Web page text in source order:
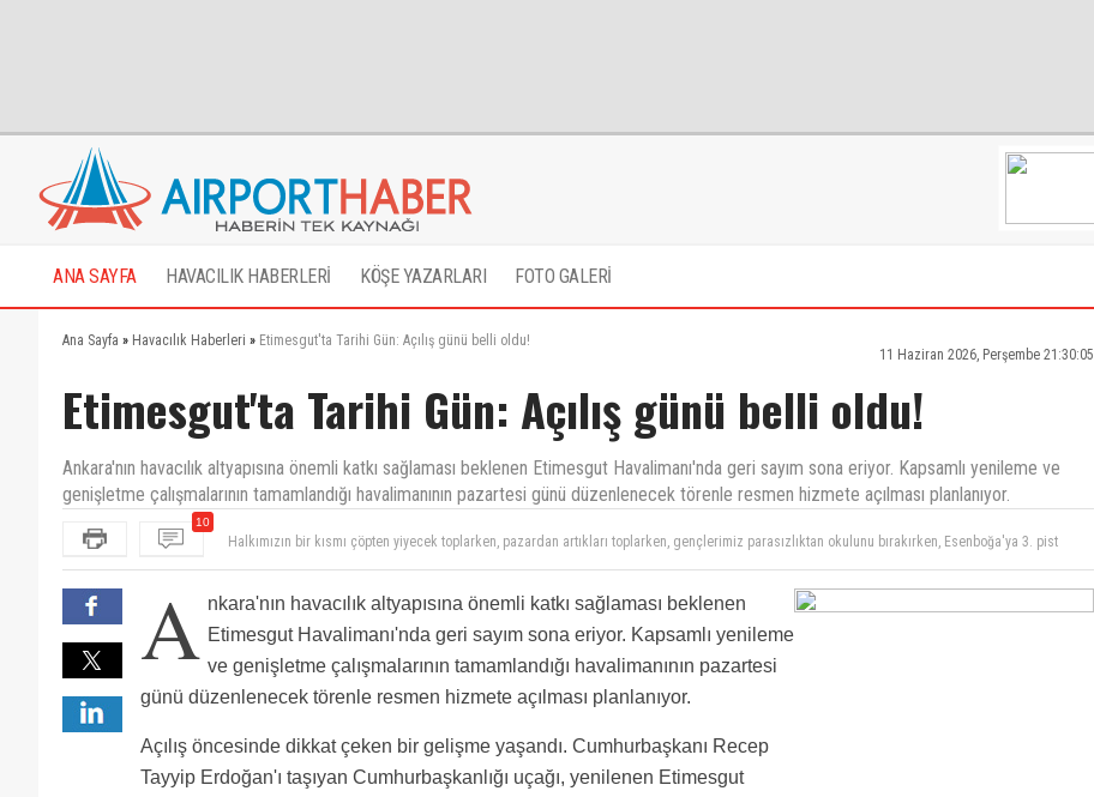
ANA SAYFA HAVACILIK HABERLERİ KÖŞE YAZARLARI FOTO GALERİ
Ana Sayfa » Havacılık Haberleri » Etimesgut'ta Tarihi Gün: Açılış günü belli oldu!
11 Haziran 2026, Perşembe 21:30:05
Etimesgut'ta Tarihi Gün: Açılış günü belli oldu!
Ankara'nın havacılık altyapısına önemli katkı sağlaması beklenen Etimesgut Havalimanı'nda geri sayım sona eriyor. Kapsamlı yenileme ve
genişletme çalışmalarının tamamlandığı havalimanının pazartesi günü düzenlenecek törenle resmen hizmete açılması planlanıyor.
10
Halkımızın bir kısmı çöpten yiyecek toplarken, pazardan artıkları toplarken, gençlerimiz parasızlıktan okulunu bırakırken, Esenboğa'ya 3. pist
restoranlarda yemek için insanlar ayakta sıra bekliyor. Ama, bir kısım insanımız Türkiyemizin gelişmesini "lüks" adı altında eleştirmeyi huy
edinmiş. Bu bir ufuk meselesi. Çatlasa ız da patlasanızda memleketimiz büyüyor ve gelişiyor. Ayrıca kimsenin çöpten ekmek topladığı filan
yok. Aksine sitelerin bahçe korkulukları ekmek poşetileri ile dolu.
A nkara'nın havacılık altyapısına önemli katkı sağlaması beklenen
Etimesgut Havalimanı'nda geri sayım sona eriyor. Kapsamlı yenileme
ve genişletme çalışmalarının tamamlandığı havalimanının pazartesi
günü düzenlenecek törenle resmen hizmete açılması planlanıyor.
Açılış öncesinde dikkat çeken bir gelişme yaşandı. Cumhurbaşkanı Recep
Tayyip Erdoğan'ı taşıyan Cumhurbaşkanlığı uçağı, yenilenen Etimesgut